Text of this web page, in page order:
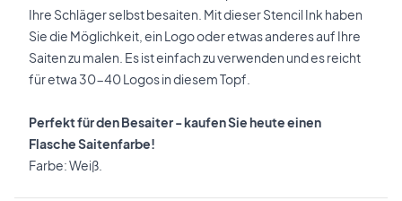
Ihre Schläger selbst besaiten. Mit dieser Stencil Ink haben
Sie die Möglichkeit, ein Logo oder etwas anderes auf Ihre
Saiten zu malen. Es ist einfach zu verwenden und es reicht
für etwa 30-40 Logos in diesem Topf.
Perfekt für den Besaiter - kaufen Sie heute einen
FlascheSaitenfarbe!
Farbe: Weiß.